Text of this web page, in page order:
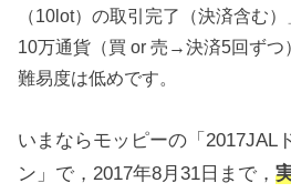
（10lot）の取引完了（決済含む
10万通貨（買 or 売→決済5回ずつ
難易度は低めです。
いまならモッピーの「2017JAL
ン」で，2017年8月31日まで，